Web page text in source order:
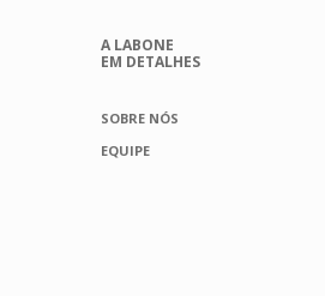
A LABONE
EM DETALHES
SOBRE NÓS
EQUIPE